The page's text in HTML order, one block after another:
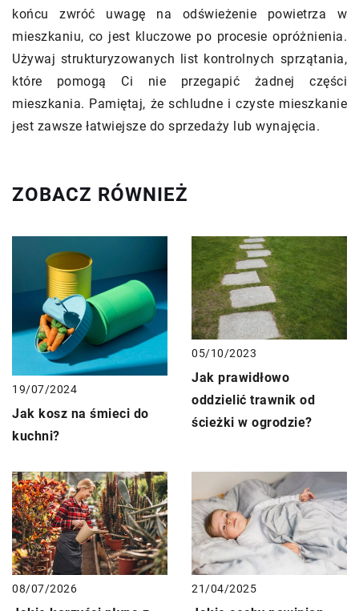
końcu zwróć uwagę na odświeżenie powietrza w
mieszkaniu, co jest kluczowe po procesie opróżnienia.
Używaj strukturyzowanych list kontrolnych sprzątania,
które pomogą Ci nie przegapić żadnej części
mieszkania. Pamiętaj, że schludne i czyste mieszkanie
jest zawsze łatwiejsze do sprzedaży lub wynajęcia.
ZOBACZ RÓWNIEŻ
19/07/2024
Jak kosz na śmieci do
kuchni?
05/10/2023
Jak prawidłowo
oddzielić trawnik od
ścieżki w ogrodzie?
08/07/2026 21/04/2025